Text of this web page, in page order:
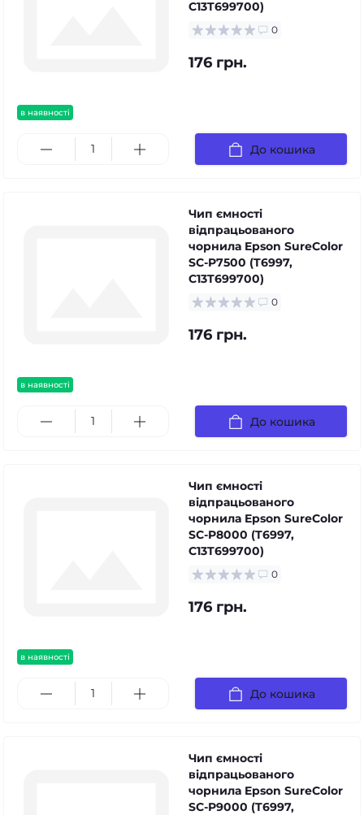
в наявності
C13T699700)
0
176 грн.
До кошика
в наявності
Чип ємності
відпрацьованого
чорнила Epson SureColor
SC-P7500 (T6997,
C13T699700)
0
176 грн.
До кошика
в наявності
Чип ємності
відпрацьованого
чорнила Epson SureColor
SC-P8000 (T6997,
C13T699700)
0
176 грн.
До кошика
Чип ємності
відпрацьованого
чорнила Epson SureColor
SC-P9000 (T6997,